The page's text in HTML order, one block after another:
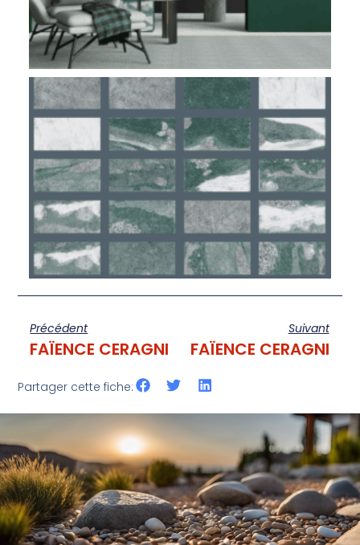
Précédent
FAÏENCE CERAGNI
Suivant
FAÏENCE CERAGNI
Partager cette fiche: